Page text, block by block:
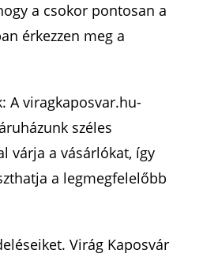
a csokor pontosan a
érkezzen meg a
A viragkaposvar.hu-
széles
várja a vásárlókat, így
a legmegfelelőbb
Virág Kaposvár